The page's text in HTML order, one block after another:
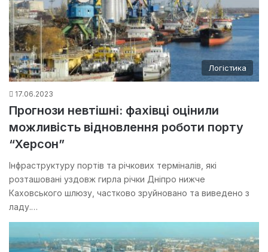
Логістика
17.06.2023
Прогнози невтішні: фахівці оцінили
можливість відновлення роботи порту
“Херсон”
Інфраструктуру портів та річкових терміналів, які
розташовані уздовж гирла річки Дніпро нижче
Каховського шлюзу, частково зруйновано та виведено з
ладу.…